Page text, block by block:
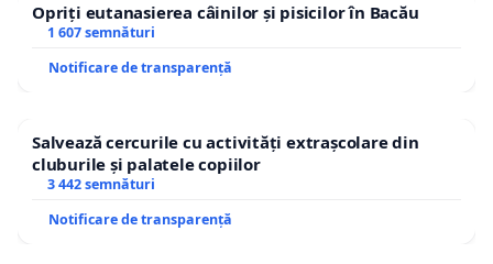
Opriți eutanasierea câinilor și pisicilor în Bacău
1 607 semnături
Notificare de transparență
Salvează cercurile cu activități extrașcolare din
cluburile și palatele copiilor
3 442 semnături
Notificare de transparență